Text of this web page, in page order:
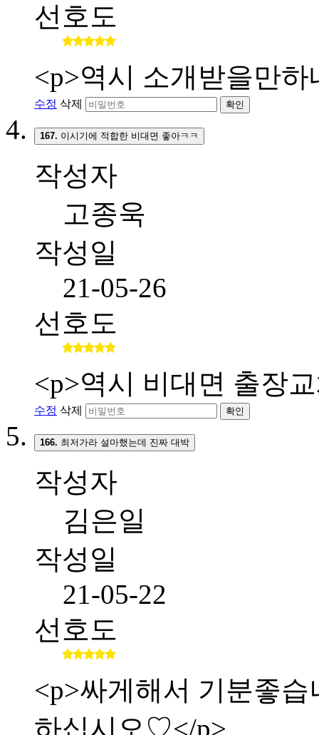
선호도
<p>역시 소개받을만하
수정 삭제 확인
167. 이시기에 적합한 비대면 좋아ㅋㅋ
작성자
고종욱
작성일
21-05-26
선호도
<p>역시 비대면 출장
수정 삭제 확인
166. 최저가라 설마했는데 진짜 대박
작성자
김은일
작성일
21-05-22
선호도
<p>싸게해서 기분좋습
하십시오♡</p>